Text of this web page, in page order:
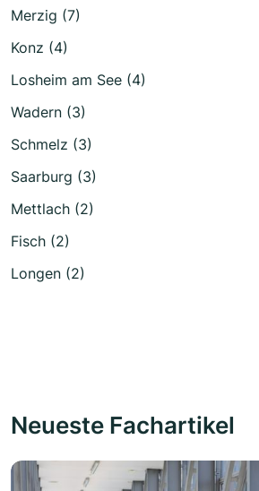
Merzig (7)
Konz (4)
Losheim am See (4)
Wadern (3)
Schmelz (3)
Saarburg (3)
Mettlach (2)
Fisch (2)
Longen (2)
Neueste Fachartikel